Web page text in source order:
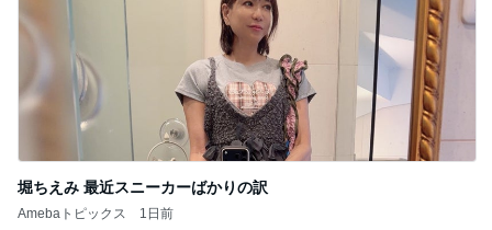
堀ちえみ 最近スニーカーばかりの訳
Amebaトピックス 1日前